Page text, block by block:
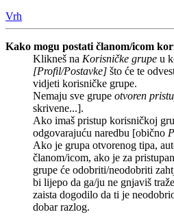
Vrh
Kako mogu postati članom/icom
Klikneš na Korisničke grupe u
[Profil/Postavke] što će te
vidjeti korisničke grupe.
Nemaju sve grupe otvoren
skrivene...].
Ako imaš pristup korisničkoj
odgovarajuću naredbu [obično
Ako je grupa otvorenog tipa,
članom/icom, ako je za
grupe će odobriti/neodobriti
bi lijepo da ga/ju ne gnjaviš
zaista dogodilo da ti je
dobar razlog.